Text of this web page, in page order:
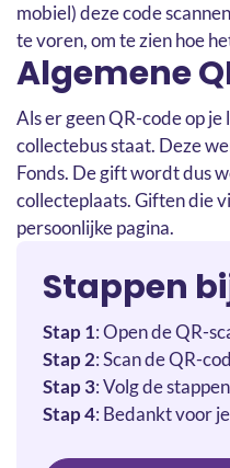
mobiel) deze code
te voren, om te zien hoe
Algemene
Als er geen QR-code op
collectebus staat. Deze
Fonds. De gift wordt dus
collecteplaats. Giften die
persoonlijke pagina.
Stappen
Stap 1: Open de QR-
Stap 2: Scan de QR-
Stap 3: Volg de
Stap 4: Bedankt voor